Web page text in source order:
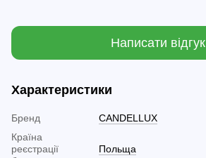
Написати відгук
Характеристики
Бренд
CANDELLUX
Країна
реєстрації
Польща